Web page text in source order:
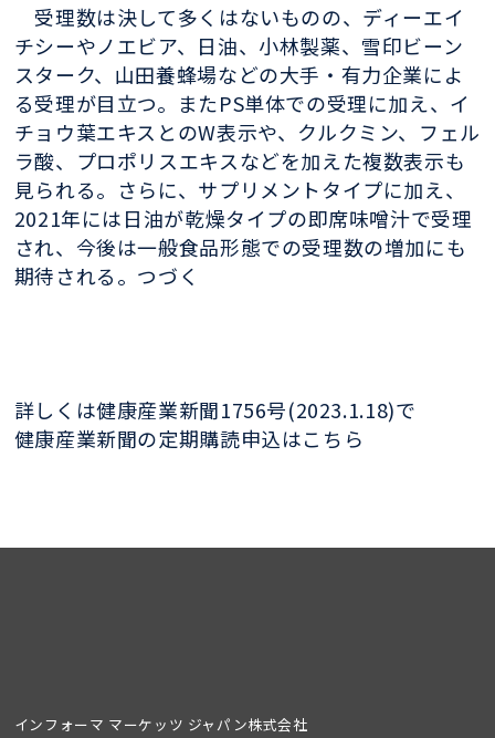
受理数は決して多くはないものの、ディーエイ
チシーやノエビア、日油、小林製薬、雪印ビーン
スターク、山田養蜂場などの大手・有力企業によ
る受理が目立つ。またPS単体での受理に加え、イ
チョウ葉エキスとのW表示や、クルクミン、フェル
ラ酸、プロポリスエキスなどを加えた複数表示も
見られる。さらに、サプリメントタイプに加え、
2021年には日油が乾燥タイプの即席味噌汁で受理
され、今後は一般食品形態での受理数の増加にも
期待される。つづく
詳しくは健康産業新聞1756号(2023.1.18)で
健康産業新聞の定期購読申込はこちら
インフォーマ マーケッツ ジャパン株式会社